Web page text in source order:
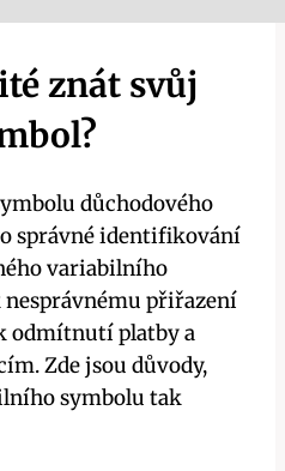
znát svůj
důchodového
správné identifikování
variabilního
přiřazení
odmítnutí platby a
Zde jsou důvody,
symbolu tak